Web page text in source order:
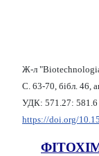
Ж-л
С. 63-70, бібл. 46,
УДК: 571.27: 581.6
https://doi.org/